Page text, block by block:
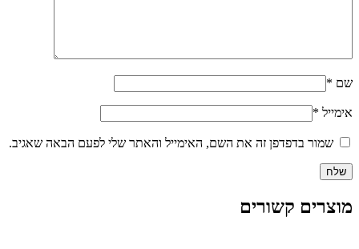
שם *
אימייל *
שמור בדפדפן זה את השם, האימייל והאתר שלי לפעם הבאה שאגיב.
מוצרים קשורים